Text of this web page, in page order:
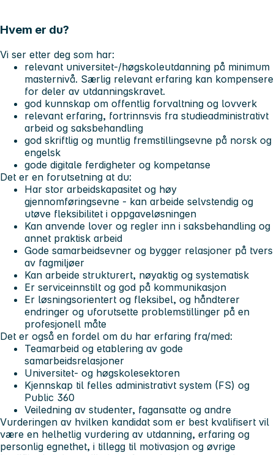
Hvem er du?
Vi ser etter deg som har:
relevant universitet-/høgskoleutdanning på minimum
masternivå. Særlig relevant erfaring kan kompensere
for deler av utdanningskravet.
god kunnskap om offentlig forvaltning og lovverk
relevant erfaring, fortrinnsvis fra studieadministrativt
arbeid og saksbehandling
god skriftlig og muntlig fremstillingsevne på norsk og
engelsk
gode digitale ferdigheter og kompetanse
Det er en forutsetning at du:
Har stor arbeidskapasitet og høy
gjennomføringsevne - kan arbeide selvstendig og
utøve fleksibilitet i oppgaveløsningen
Kan anvende lover og regler inn i saksbehandling og
annet praktisk arbeid
Gode samarbeidsevner og bygger relasjoner på tvers
av fagmiljøer
Kan arbeide strukturert, nøyaktig og systematisk
Er serviceinnstilt og god på kommunikasjon
Er løsningsorientert og fleksibel, og håndterer
endringer og uforutsette problemstillinger på en
profesjonell måte
Det er også en fordel om du har erfaring fra/med:
Teamarbeid og etablering av gode
samarbeidsrelasjoner
Universitet- og høgskolesektoren
Kjennskap til felles administrativt system (FS) og
Public 360
Veiledning av studenter, fagansatte og andre
Vurderingen av hvilken kandidat som er best kvalifisert vil
være en helhetlig vurdering av utdanning, erfaring og
personlig egnethet, i tillegg til motivasjon og øvrige